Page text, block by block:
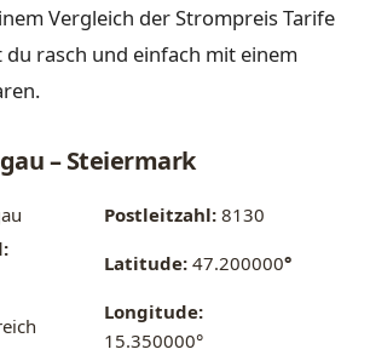
Vergleich der Strompreis Tarife
du rasch und einfach mit einem
– Steiermark
Postleitzahl: 8130
Latitude: 47.200000°
Longitude:
15.350000°